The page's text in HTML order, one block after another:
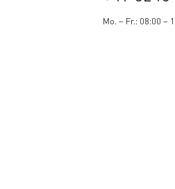
Mo. – Fr.: 08:00 –